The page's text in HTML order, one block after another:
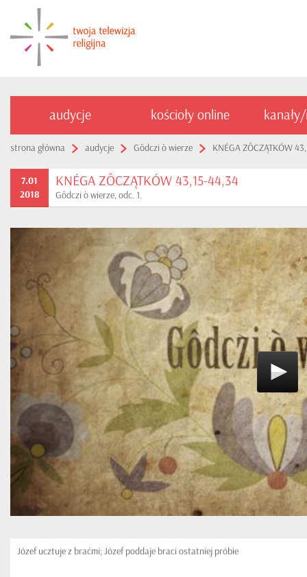
audycje kościoły online
strona główna audycje Gôdczi ò wierze KNÉGA ZÔCZĄTKÓW
7.01
2018
KNÉGA ZÔCZĄTKÓW 43,15-44,34
Gôdczi ò wierze, odc. 1.
Józef ucztuje z braćmi; Józef poddaje braci ostatniej próbie